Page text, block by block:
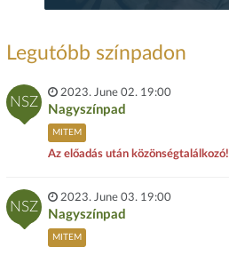
Legutóbb színpadon
NSZ
2023. June 02. 19:00
Nagyszínpad
MITEM
Az előadás után közönségtalálkozó!
NSZ
2023. June 03. 19:00
Nagyszínpad
MITEM